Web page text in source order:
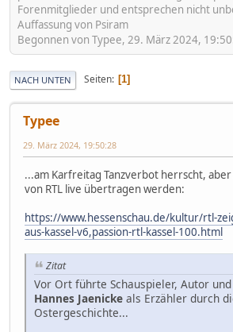
Forenmitglieder und entsprechen nicht
Auffassung von Psiram
Begonnen von Typee, 29. März 2024,
NACH UNTEN Seiten 1
Typee
29. März 2024, 19:50:28
...am Karfreitag Tanzverbot herrscht,
von RTL live übertragen werden:
https://www.hessenschau.de/kultur/rtl-
aus-kassel-v6,passion-rtl-kassel-100.html
Zitat
Vor Ort führte Schauspieler, Autor
Hannes Jaenicke als Erzähler durch
Ostergeschichte...